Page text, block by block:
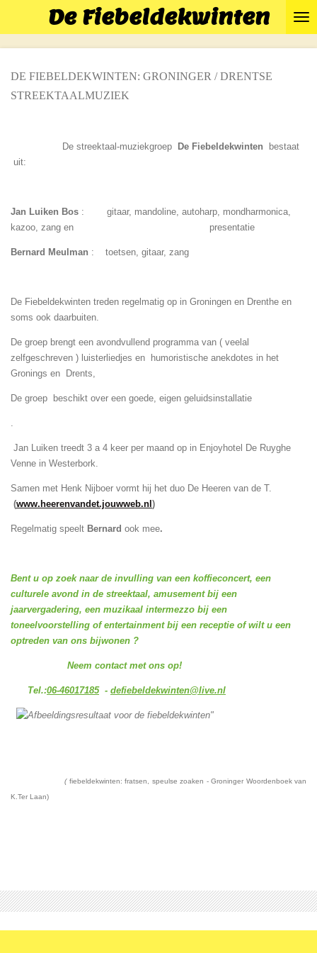
hoofdinhoud
De Fiebeldekwinten
DE FIEBELDEKWINTEN: GRONINGER / DRENTSE
STREEKTAALMUZIEK
De streektaal-muziekgroep De Fiebeldekwinten bestaat
uit:
Jan Luiken Bos : gitaar, mandoline, autoharp, mondharmonica,
kazoo, zang en presentatie
Bernard Meulman : toetsen, gitaar, zang
De Fiebeldekwinten treden regelmatig op in Groningen en Drenthe en
soms ook daarbuiten.
De groep brengt een avondvullend programma van ( veelal
zelfgeschreven ) luisterliedjes en humoristische anekdotes in het
Gronings en Drents,
De groep beschikt over een goede, eigen geluidsinstallatie
.
Jan Luiken treedt 3 a 4 keer per maand op in Enjoyhotel De Ruyghe
Venne in Westerbork.
Samen met Henk Nijboer vormt hij het duo De Heeren van de T.
(www.heerenvandet.jouwweb.nl )
Regelmatig speelt Bernard ook mee.
Bent u op zoek naar de invulling van een koffieconcert, een
culturele avond in de streektaal, amusement bij een
jaarvergadering, een muzikaal intermezzo bij een
toneelvoorstelling of entertainment bij een receptie of wilt u een
optreden van ons bijwonen ?
Neem contact met ons op!
Tel.:06-46017185- defiebeldekwinten@live.nl
(fiebeldekwinten: fratsen, speulse zoaken - Groninger Woordenboek van
K.Ter Laan)